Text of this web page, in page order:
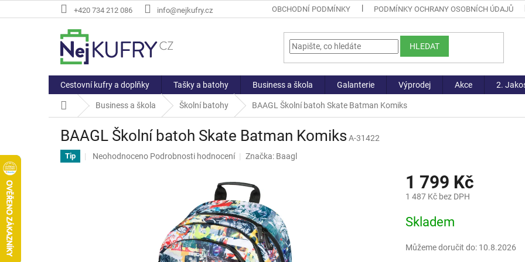
na
+420 734 212 086 info@nejkufry.cz OBCHODNÍ PODMÍNKY PODMÍNKY OCHRANY OSOBNÍCH ÚDAJŮ
HLEDAT
Cestovní kufry a doplňky Tašky a batohy Business a škola Galanterie Výprodej Akce 2.
Domů Business a škola Školní batohy BAAGL Školní batoh Skate Batman Komiks
BAAGL Školní batoh Skate Batman Komiks A-31422
Tip
Průměrné
Neohodnoceno Podrobnosti hodnocení Značka: Baagl
1 799 Kč
1 487 Kč bez DPH
cena:
Skladem
Můžeme doručit do: 10.8.2026